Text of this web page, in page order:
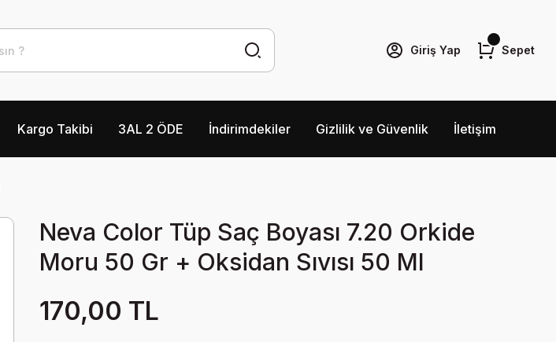
Giriş Yap Sepet
Kargo Takibi 3AL 2 ÖDE İndirimdekiler Gizlilik ve Güvenlik İletişim
Neva Color Tüp Saç Boyası 7.20 Orkide
Moru 50 Gr + Oksidan Sıvısı 50 Ml
170,00 TL